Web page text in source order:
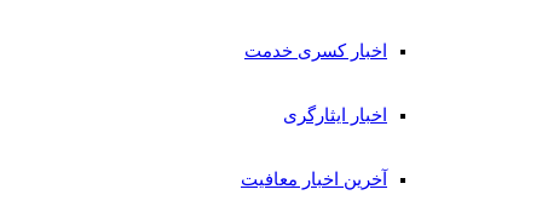
اخبار کسری خدمت
اخبار ایثارگری
آخرین اخبار معافیت